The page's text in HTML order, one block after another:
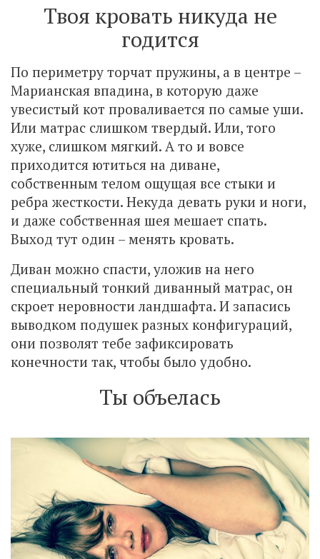
Твоя кровать никуда не
годится
По периметру торчат пружины, а в центре –
Марианская впадина, в которую даже
увесистый кот проваливается по самые уши.
Или матрас слишком твердый. Или, того
хуже, слишком мягкий. А то и вовсе
приходится ютиться на диване,
собственным телом ощущая все стыки и
ребра жесткости. Некуда девать руки и ноги,
и даже собственная шея мешает спать.
Выход тут один – менять кровать.
Диван можно спасти, уложив на него
специальный тонкий диванный матрас, он
скроет неровности ландшафта. И запасись
выводком подушек разных конфигураций,
они позволят тебе зафиксировать
конечности так, чтобы было удобно.
Ты объелась